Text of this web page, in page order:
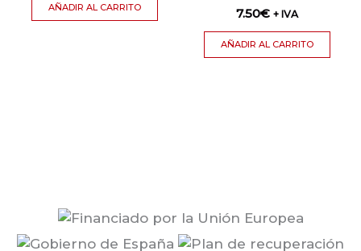
AÑADIR AL CARRITO 7.50€ + IVA
AÑADIR AL CARRITO